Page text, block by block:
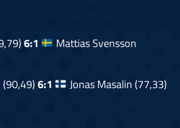
6:1
Mattias Svensson
(90,49)6:1 Jonas Masalin (77,33)